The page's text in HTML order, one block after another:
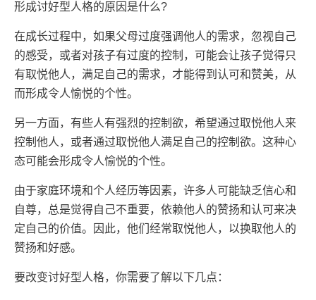
形成讨好型人格的原因是什么?
在成长过程中，如果父母过度强调他人的需求，忽视自己
的感受，或者对孩子有过度的控制，可能会让孩子觉得只
有取悦他人，满足自己的需求，才能得到认可和赞美，从
而形成令人愉悦的个性。
另一方面，有些人有强烈的控制欲，希望通过取悦他人来
控制他人，或者通过取悦他人满足自己的控制欲。这种心
态可能会形成令人愉悦的个性。
由于家庭环境和个人经历等因素，许多人可能缺乏信心和
自尊，总是觉得自己不重要，依赖他人的赞扬和认可来决
定自己的价值。因此，他们经常取悦他人，以换取他人的
赞扬和好感。
要改变讨好型人格，你需要了解以下几点：